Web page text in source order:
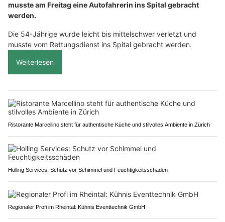
musste am Freitag eine Autofahrerin ins Spital gebracht
werden.
Die 54-Jährige wurde leicht bis mittelschwer verletzt und
musste vom Rettungsdienst ins Spital gebracht werden.
Weiterlesen
Ristorante Marcellino steht für authentische Küche und stilvolles Ambiente in Zürich
Holling Services: Schutz vor Schimmel und Feuchtigkeitsschäden
Regionaler Profi im Rheintal: Kühnis Eventtechnik GmbH